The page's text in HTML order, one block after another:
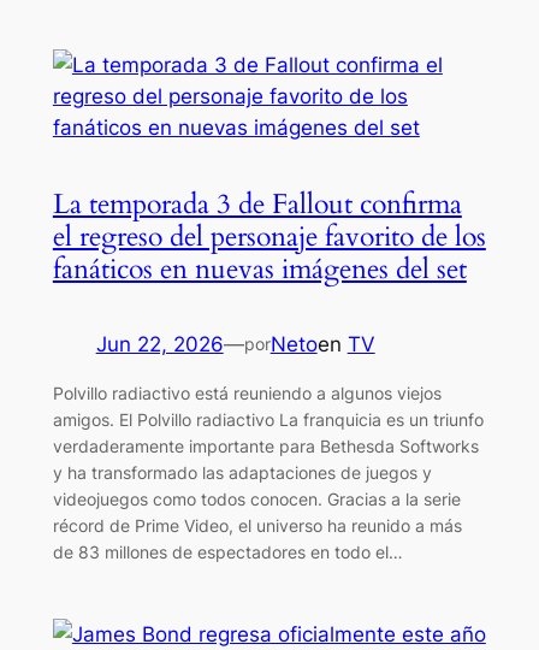
La temporada 3 de Fallout confirma
el regreso del personaje favorito de los
fanáticos en nuevas imágenes del set
Jun 22, 2026—porNetoen TV
Polvillo radiactivo está reuniendo a algunos viejos
amigos. El Polvillo radiactivo La franquicia es un triunfo
verdaderamente importante para Bethesda Softworks
y ha transformado las adaptaciones de juegos y
videojuegos como todos conocen. Gracias a la serie
récord de Prime Video, el universo ha reunido a más
de 83 millones de espectadores en todo el…